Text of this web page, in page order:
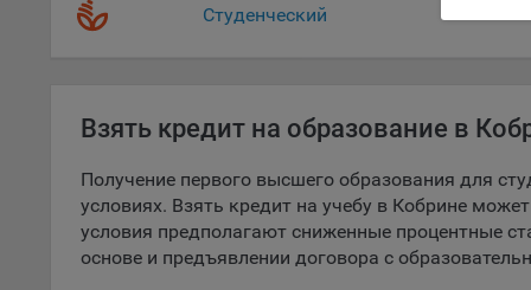
Студенческий
Взять кредит на образование в
Получение первого высшего образования для
условиях. Взять кредит на учебу в Кобрине
условия предполагают сниженные процентные
основе и предъявлении договора с